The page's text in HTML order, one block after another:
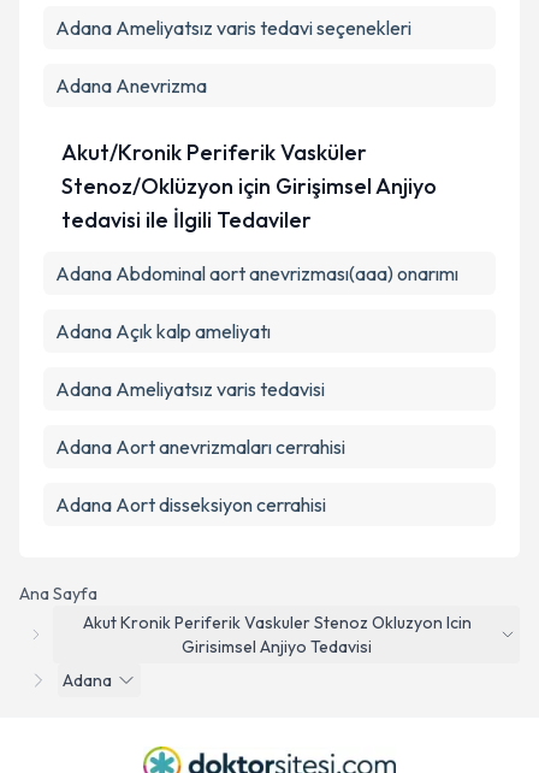
Ana Sayfa
Akut Kronik Periferik Vaskuler Stenoz Okluzyon Icin
Girisimsel Anjiyo Tedavisi
Adana
Adana Ameliyatsız varis tedavi seçenekleri
Adana Anevrizma
Akut/Kronik Periferik Vasküler
Stenoz/Oklüzyon için Girişimsel Anjiyo
tedavisi ile İlgili Tedaviler
Adana Abdominal aort anevrizması(aaa) onarımı
Adana Açık kalp ameliyatı
Adana Ameliyatsız varis tedavisi
Adana Aort anevrizmaları cerrahisi
Adana Aort disseksiyon cerrahisi